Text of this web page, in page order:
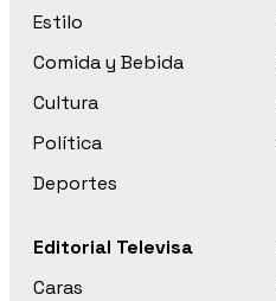
Estilo
Comida y Bebida
Cultura
Política
Deportes
Editorial Televisa
Caras